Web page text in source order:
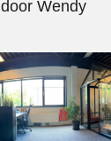
door Wendy